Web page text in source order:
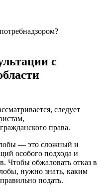
с
следует
права.
— это сложный и
особого подхода и
Чтобы обжаловать отказ в
нужно знать, каким
подать.